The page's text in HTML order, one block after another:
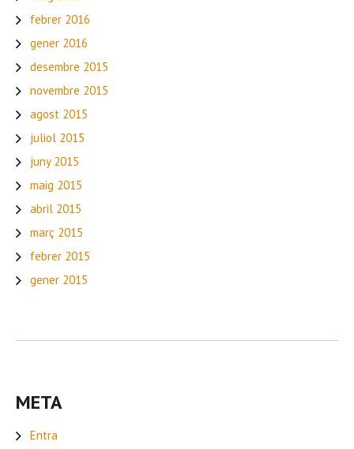
febrer 2016
gener 2016
desembre 2015
novembre 2015
agost 2015
juliol 2015
juny 2015
maig 2015
abril 2015
març 2015
febrer 2015
gener 2015
META
Entra